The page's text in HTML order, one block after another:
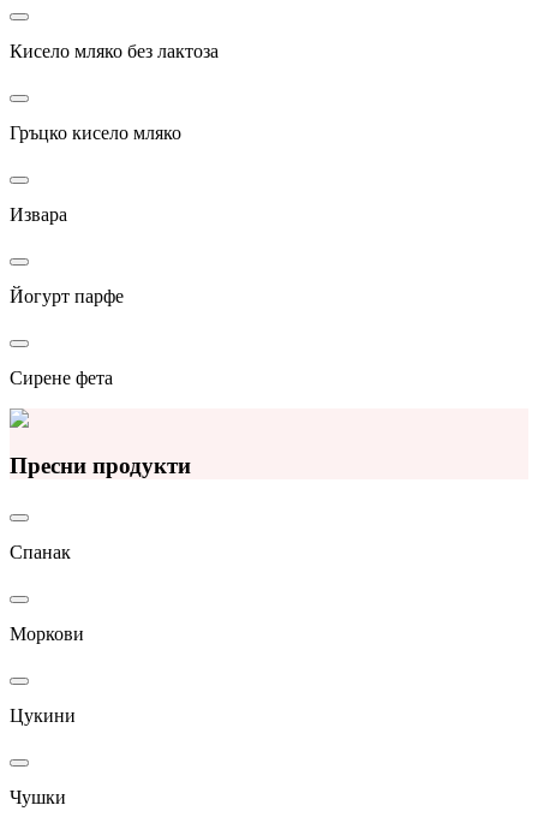
Кисело мляко без лактоза
Гръцко кисело мляко
Извара
Йогурт парфе
Сирене фета
Пресни продукти
Спанак
Моркови
Цукини
Чушки